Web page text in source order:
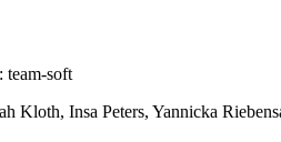
team-soft
Kloth, Insa Peters, Yannicka